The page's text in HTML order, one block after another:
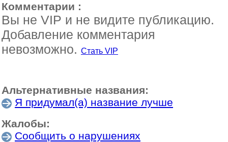
Комментарии :
Вы не VIP и не видите публикацию.
Добавление комментария
невозможно. Стать VIP
Альтернативные названия:
Я придумал(а) название лучше
Жалобы:
Сообщить о нарушениях